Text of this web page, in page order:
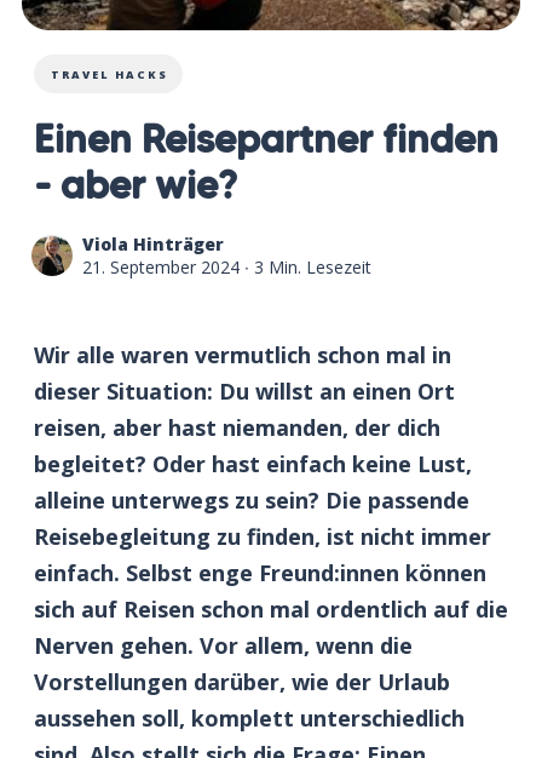
TRAVEL HACKS
Einen Reisepartner finden
- aber wie?
Viola Hinträger
21. September 2024∙ 3 Min. Lesezeit
Wir alle waren vermutlich schon mal in
dieser Situation: Du willst an einen Ort
reisen, aber hast niemanden, der dich
begleitet? Oder hast einfach keine Lust,
alleine unterwegs zu sein? Die passende
Reisebegleitung zu finden, ist nicht immer
einfach. Selbst enge Freund:innen können
sich auf Reisen schon mal ordentlich auf die
Nerven gehen. Vor allem, wenn die
Vorstellungen darüber, wie der Urlaub
aussehen soll, komplett unterschiedlich